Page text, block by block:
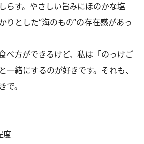
らす。やさしい旨みにほのかな塩
りとした“海のもの”の存在感があっ
べ方ができるけど、私は「のっけご
一緒にするのが好きです。それも、
で。
度